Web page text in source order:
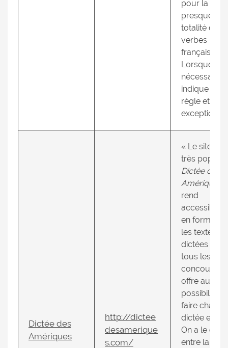
pour la
presque
totalité des
verbes
français.
Lorsque
nécessaire,
indique la
règle et les
exceptions.
Dictée des
Amériques
http://dictee
desamerique
s.com/
« Le site de
très
Dictée des
Amériques
rend
accessibles,
en format
les textes
dictées de
tous les
concours. Il
offre aussi la
possibilité
faire chaque
dictée en
On a le
entre la